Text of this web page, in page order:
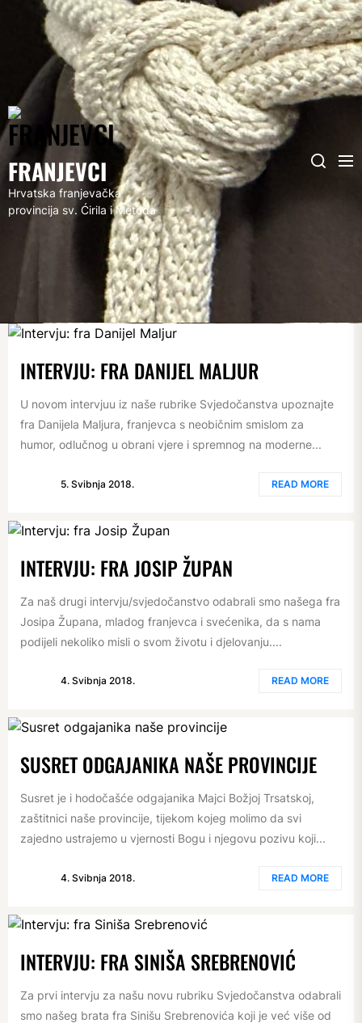
FRANJEVCI
FRANJEVCI
Hrvatska franjevačka
provincija sv. Ćirila i Metoda
Search
INTERVJU: FRA DANIJEL MALJUR
U novom intervjuu iz naše rubrike Svjedočanstva upoznajte
fra Danijela Maljura, franjevca s neobičnim smislom za
humor, odlučnog u obrani vjere i spremnog na moderne...
5. Svibnja 2018. READ MORE
INTERVJU: FRA JOSIP ŽUPAN
Za naš drugi intervju/svjedočanstvo odabrali smo našega fra
Josipa Župana, mladog franjevca i svećenika, da s nama
podijeli nekoliko misli o svom životu i djelovanju....
4. Svibnja 2018. READ MORE
SUSRET ODGAJANIKA NAŠE PROVINCIJE
Susret je i hodočašće odgajanika Majci Božjoj Trsatskoj,
zaštitnici naše provincije, tijekom kojeg molimo da svi
zajedno ustrajemo u vjernosti Bogu i njegovu pozivu koji...
4. Svibnja 2018. READ MORE
INTERVJU: FRA SINIŠA SREBRENOVIĆ
Za prvi intervju za našu novu rubriku Svjedočanstva odabrali
smo našeg brata fra Sinišu Srebrenovića koji je već više od